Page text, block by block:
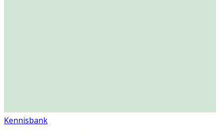
Kennisbank